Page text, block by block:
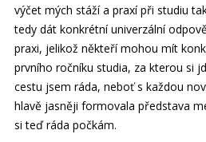
výčet mých stáží a praxí při studiu
tedy dát konkrétní univerzální
praxi, jelikož někteří mohou mít
prvního ročníku studia, za kterou si
cestu jsem ráda, neboť s každou
hlavě jasněji formovala představa
si teď ráda počkám.